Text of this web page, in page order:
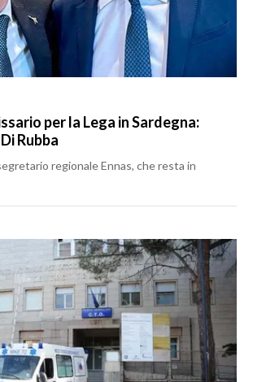
per la Lega in Sardegna:
Rubba
regionale Ennas, che resta in